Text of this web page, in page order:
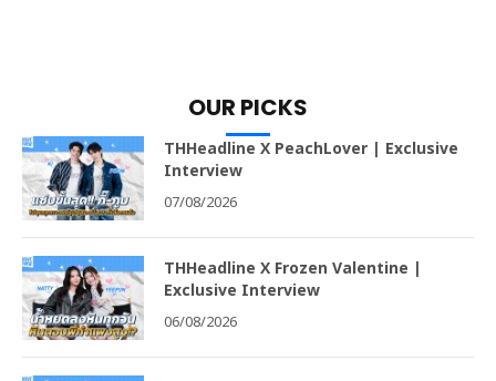
OUR PICKS
THHeadline X PeachLover | Exclusive
Interview
07/08/2026
THHeadline X Frozen Valentine |
Exclusive Interview
06/08/2026